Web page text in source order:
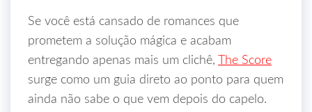
Se você está cansado de romances que
prometem a solução mágica e acabam
entregando apenas mais um clichê,
The Score
surge como um guia direto ao ponto para quem
ainda não sabe o que vem depois do capelo.